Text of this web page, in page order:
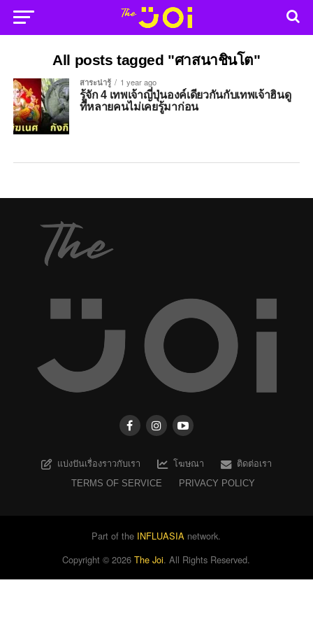
All posts tagged "ศาสนาชินโต"
สาระน่ารู้ 1 year ago
รู้จัก 4 เทพเจ้าญี่ปุ่นองค์เดียวกันกับเทพเจ้าฮินดู
ที่หลายคนไม่เคยรู้มาก่อน
แบ่งปันเรื่องราวกับเรา โฆษณา
ติดต่อเรา
TERMS OF SERVICE
PRIVACY POLICY
Part of the INFLUASIA network.
Copyright ©2026 The Joi. All Rights Reserved.